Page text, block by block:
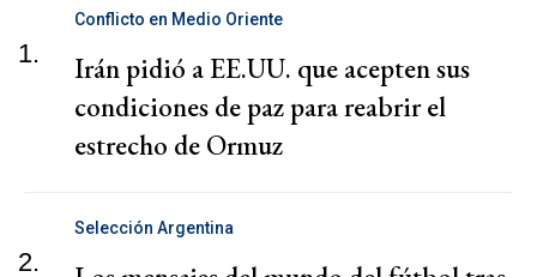
1.
Conflicto en Medio Oriente
Irán pidió a EE.UU. que acepten sus
condiciones de paz para reabrir el
estrecho de Ormuz
2.
Selección Argentina